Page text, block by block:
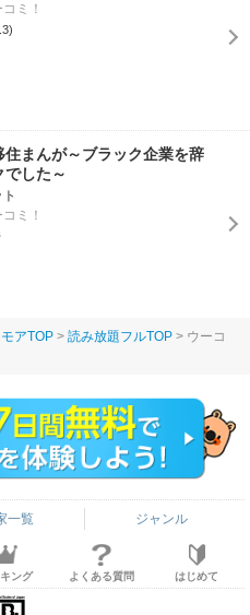
ミ！
住まんが～ブラック企業を辞
でした～
ミ！
アTOP 読み放題フルTOP
ウーコ
一覧 ジャンル
ング よくある質問 はじめて